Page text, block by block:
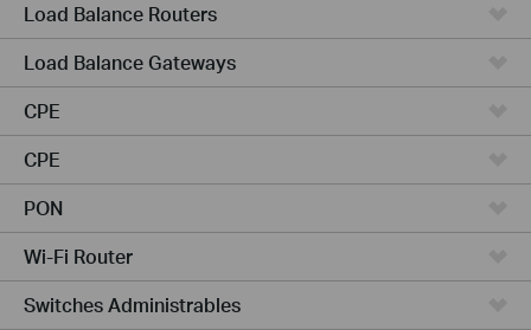
Load Balance Routers
Load Balance Gateways
CPE
CPE
PON
Wi-Fi Router
Switches Administrables